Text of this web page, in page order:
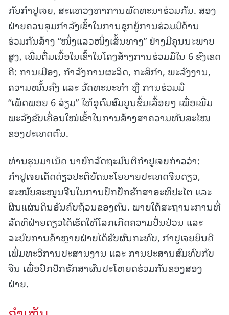
ກັບກຳປູເຈຍ, ສະແຫວງຫາການພັດທະນາຮ່ວມກັນ. ສອງ
ຝ່າຍຄວນສຸມກຳລັງເຂົ້າໃນການຊຸກຍູ້ການຮ່ວມມືດ້ານ
ຮ່ວມກັນສ້າງ “ໜຶ່ງແລວໜຶ່ງເສັ້ນທາງ” ຢ່າງມີຄຸນນະພາບ
ສູງ, ເພີ່ມຕື່ມເນື້ອໃນເຂົ້າໃນໂຄງສ້າງການຮ່ວມມືໃນ 6 ຂົງເຂດ
ຄື: ການເມືອງ, ກຳລັງການຜະລິດ, ກະສິກຳ, ພະລັງງານ,
ຄວາມໝັ້ນຄົງ ແລະ ວັດທະນະທຳ ຫຼື ການຮ່ວມມື
“ເພັດພອຍ 6 ລ່ຽມ” ໃຫ້ອຸດົມສົມບູນຂຶ້ນເລື້ອຍໆ ເພື່ອເພີ່ມ
ພະລັງຂັບເຄື່ອນໃໝ່ເຂົ້າໃນການສ້າງສາຄວາມທັນສະໄໝ
ຂອງປະເທດຕົນ.
ທ່ານຮຸນມາເນັດ ນາຍົກລັດຖະມົນຕີກຳປູເຈຍກ່າວວ່າ:
ກຳປູເຈຍເດັດດ່ຽວປະຕິບັດນະໂຍບາຍປະເທດຈີນດຽວ,
ສະໜັບສະໜູນຈີນໃນການປົກປັກຮັກສາອະທິປະໄຕ ແລະ
ຜືນແຜ່ນດິນອັນຄົບຖ້ວນຂອງຕົນ. ພາຍໃຕ້ສະຖານະການທີ່
ລັດທິຝ່າຍດຽວໄດ້ເຮັດໃຫ້ໂລກເກີດຄວາມປັ່ນປ່ວນ ແລະ
ລະບົບການຄ້າຫຼາຍຝ່າຍໄດ້ຮັບຜົນກະທົບ, ກຳປູເຈຍຍິນດີ
ເພີ່ມທະວີການປະສານງານ ແລະ ການປະສານສົມທົບກັບ
ຈີນ ເພື່ອປົກປັກຮັກສາຜົນປະໂຫຍດຮ່ວມກັນຂອງສອງ
ຝ່າຍ.